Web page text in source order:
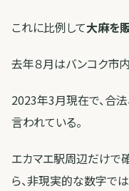
これに比例して大麻を
去年８月はバンコク市
2023年3月現在で、合
言われている。
エカマエ駅周辺だけで
ら、非現実的な数字では